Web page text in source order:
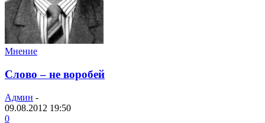
Мнение
Слово – не воробей
Админ -
09.08.2012 19:50
0